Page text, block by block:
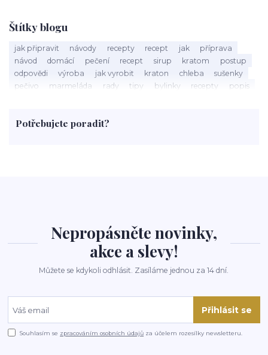
Štítky blogu
jak připravit návody recepty recept jak
příprava
návod
domácí pečení recept sirup kratom
postup
odpovědi
výroba jak vyrobit kraton chleba
sušenky
pečivo
marmeláda rady tipy bylinky recepty
popis
rohlíky
grilování čaj
Potřebujete poradit?
Nepropásněte novinky,
akce a slevy!
Můžete se kdykoli odhlásit. Zasíláme jednou za 14 dní.
Přihlásit se
Souhlasím se zpracováním osobních údajů za účelem rozesílky newsletteru.